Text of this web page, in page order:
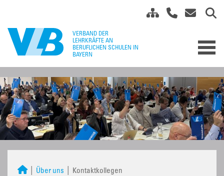
Über uns Kontaktkollegen